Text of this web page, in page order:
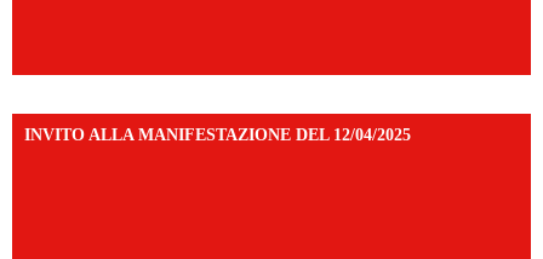
INVITO ALLA MANIFESTAZIONE DEL 12/04/2025